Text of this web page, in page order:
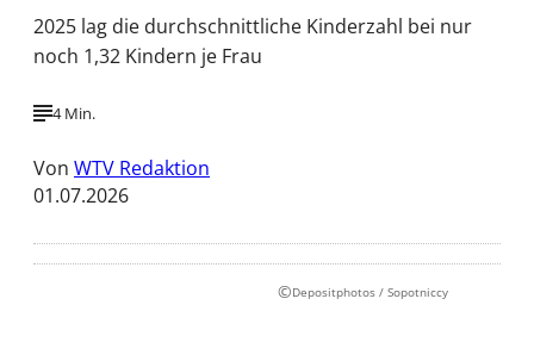
2025 lag die durchschnittliche Kinderzahl bei nur
noch 1,32 Kindern je Frau
4 Min.
Von WTV Redaktion
01.07.2026
©Depositphotos / Sopotniccy